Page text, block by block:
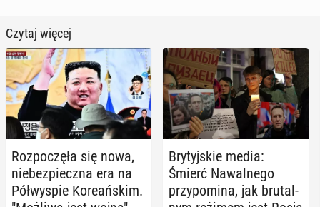
Czytaj więcej
Roz­po­czę­ła się nowa,
nie­bez­piecz­na era na
Pół­wy­spie Ko­re­ań­skim.
Bry­tyj­skie media:
Śmierć Na­wal­ne­go
przy­po­mi­na, jak bru­tal­